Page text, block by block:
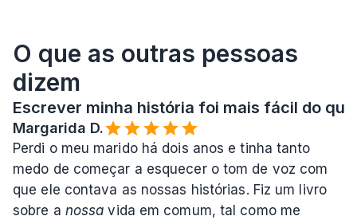
O que as outras pessoas
dizem
Escrever minha história foi mais fácil do
Margarida D.
Perdi o meu marido há dois anos e tinha tanto
medo de começar a esquecer o tom de voz com
que ele contava as nossas histórias. Fiz um livro
sobre a nossa vida em comum, tal como me